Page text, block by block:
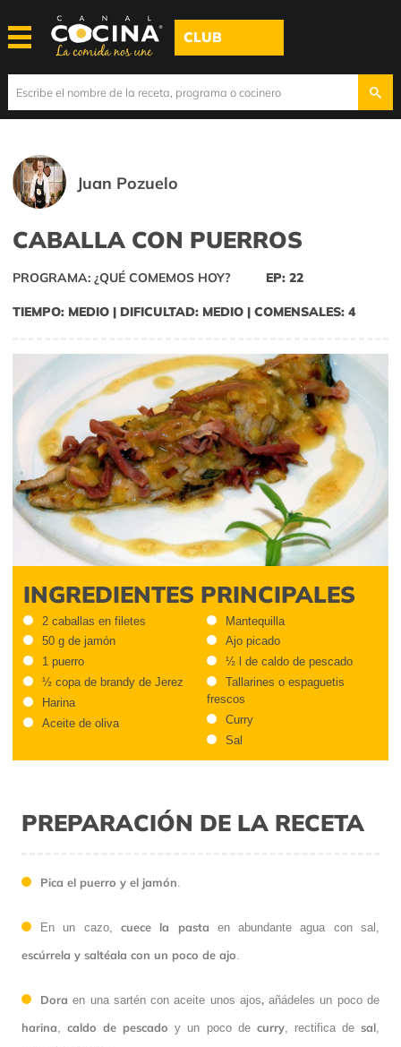
CLUB
Juan Pozuelo
CABALLA CON PUERROS
PROGRAMA: ¿QUÉ COMEMOS HOY? EP: 22
TIEMPO: MEDIO | DIFICULTAD: MEDIO | COMENSALES: 4
INGREDIENTES PRINCIPALES
2 caballas en filetes
50 g de jamón
1 puerro
½ copa de brandy de Jerez
Harina
Aceite de oliva
Mantequilla
Ajo picado
½ l de caldo de pescado
Tallarines o espaguetis
frescos
Curry
Sal
PREPARACIÓN DE LA RECETA
Pica el puerro y el jamón.
En un cazo, cuece la pasta en abundante agua con sal,
escúrrela y saltéala con un poco de ajo.
Doraen una sartén con aceite unos ajos,añádeles un poco de
harina,caldo de pescado y un poco de curry, rectifica desal,